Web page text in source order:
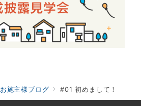
お施主様ブログ #01 初めまして！